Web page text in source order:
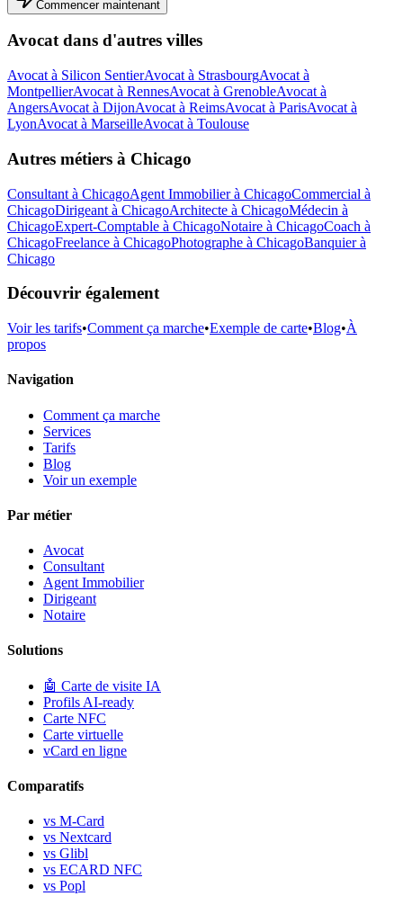
Commencer maintenant
Avocatdans d'autres villes
Avocat à Silicon SentierAvocat à StrasbourgAvocat à
MontpellierAvocat à RennesAvocat à GrenobleAvocat à
AngersAvocat à DijonAvocat à ReimsAvocat à ParisAvocat à
LyonAvocat à MarseilleAvocat à Toulouse
Autres métiers à Chicago
Consultant à ChicagoAgent Immobilierà ChicagoCommercial à
ChicagoDirigeant à ChicagoArchitecte à ChicagoMédecin à
ChicagoExpert-Comptable à ChicagoNotaire à ChicagoCoach à
ChicagoFreelance à ChicagoPhotographe à ChicagoBanquierà
Chicago
Découvrir également
Voir les tarifs•Comment ça marche•Exemple de carte•Blog•À
propos
Navigation
Comment ça marche
Services
Tarifs
Blog
Voir un exemple
Par métier
Avocat
Consultant
Agent Immobilier
Dirigeant
Notaire
Solutions
🤖 Carte de visite IA
Profils AI-ready
Carte NFC
Carte virtuelle
vCard en ligne
Comparatifs
vs M-Card
vs Nextcard
vs Glibl
vs ECARD NFC
vs Popl